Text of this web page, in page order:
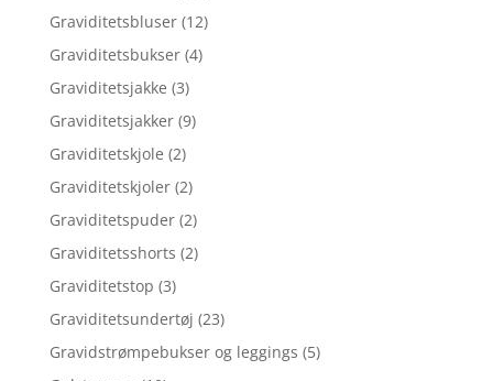
Graviditetsbluser (12)
Graviditetsbukser (4)
Graviditetsjakke (3)
Graviditetsjakker (9)
Graviditetskjole (2)
Graviditetskjoler (2)
Graviditetspuder (2)
Graviditetsshorts (2)
Graviditetstop (3)
Graviditetsundertøj (23)
Gravidstrømpebukser og leggings (5)